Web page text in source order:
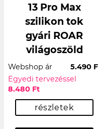
13 Pro Max
szilikon tok
gyári ROAR
világoszöld
Webshop ár
5.490
Egyedi tervezéssel
8.480 Ft
részletek